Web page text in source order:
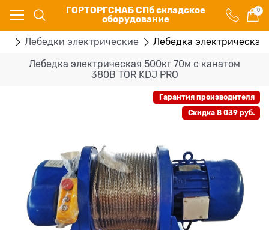
ГОРТОРГСНАБ СПб складское
оборудование
0
Лебедки электрические Лебедка электрическая
Лебедка электрическая 500кг 70м с канатом
380В TOR KDJ PRO
Гарантия производителя
Скидка 8 039 руб.